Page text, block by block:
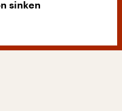
sinken